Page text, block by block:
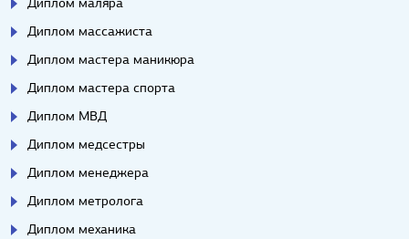
Диплом массажиста
Диплом мастера маникюра
Диплом мастера спорта
Диплом МВД
Диплом медсестры
Диплом менеджера
Диплом метролога
Диплом механика